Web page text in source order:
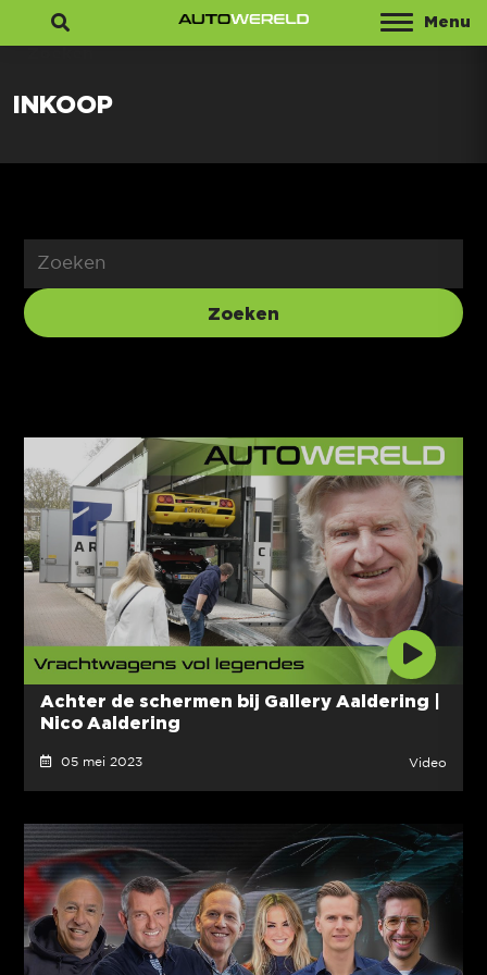
Menu
INKOOP
Achter de schermen bij Gallery Aaldering |
Nico Aaldering
05 mei 2023 Video